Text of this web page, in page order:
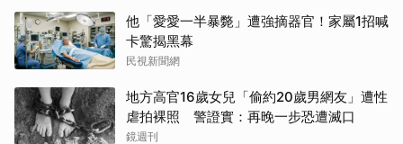
他「愛愛一半暴斃」遭強摘器官！家屬1招喊
卡驚揭黑幕
民視新聞網
地方高官16歲女兒「偷約20歲男網友」遭性
虐拍裸照 警證實：再晚一步恐遭滅口
鏡週刊
取消